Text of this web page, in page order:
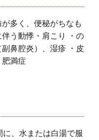
多く、便秘がちなも
う動悸・肩こり ・の
鼻腔炎）、湿疹 ・皮
満症
、水または白湯で服